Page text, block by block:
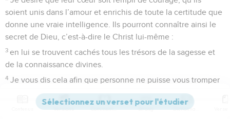
soient unis dans l’amour et enrichis de toute la certitude que
donne une vraie intelligence. Ils pourront connaître ainsi le
secret de Dieu, c’est-à-dire le Christ lui-même :
3 en lui se trouvent cachés tous les trésors de la sagesse et
de la connaissance divines.
4 Je vous dis cela afin que personne ne puisse vous tromper
par des raisonnements séduisants.
Même si je suis absent de corps, je suis à vos côtés en
Versions Commentaires Strong